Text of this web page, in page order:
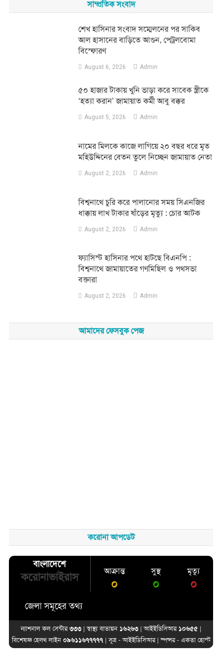
সাম্প্রতিক সংবাদ
শেখ হাসিনার সংবাদ সম্মেলনের পর সাকিব
আল হাসানের বাড়িতে আগুন, পেট্রলবোমা
বিস্ফোরণ
August 6, 2026 Admin
৫০ হাজার টাকায় খুনি ভাড়া করে সাবেক স্ত্রীকে
‘হত্যা করান’ জামায়াত কর্মী আবু বক্কর
August 5, 2026 Admin
নামের মিলকে কাজে লাগিয়ে ২০ বছর ধরে মৃত
মহিউদ্দিনের বেতন তুলে নিচ্ছেন জামায়াত নেতা
August 2, 2026 Admin
‎বিশ্বনাথে চুরি করে পালানোর সময় সিএনজির
ধাক্কায় লাখ টাকার ষাঁড়ের মৃত্যু : চোর আটক
August 2, 2026 Admin
‎ফ্যাসিস্ট হাসিনার পথে হাটছে বিএনপি :
বিশ্বনাথে জামায়াতের গণমিছিল ও পথসভা
বক্তারা
August 2, 2026 Admin
আমাদের ফেসবুক পেজ
করোনা আপডেট
বাংলাদেশে
করোনাভাইরাস আক্রান্ত
০
সুস্থ
০
মৃত্যু
০
জেলা সমূহের তথ্য
ন্যাশনাল কল সেন্টার৩৩৩ | স্বাস্থ্য বাতায়ন ১৬২৬৩ | আইইডিসিআর ১০৬৫৫|
বিশেষজ্ঞ হেলথ লাইন ০৯৬১১৬৭৭৭৭৭| সূত্র -আইইডিসিআর| স্পন্সর - একতা হোস্ট